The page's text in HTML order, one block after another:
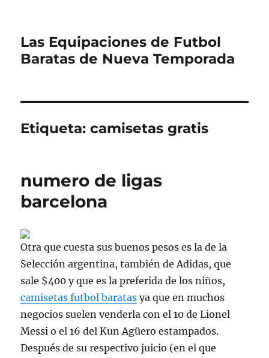
Las Equipaciones de Futbol
Baratas de Nueva Temporada
Etiqueta:camisetas gratis
numero de ligas
barcelona
Otra que cuesta sus buenos pesos es la de la
Selección argentina, también de Adidas, que
sale $400 y que es la preferida de los niños,
camisetas futbol baratas ya que en muchos
negocios suelen venderla con el 10 de Lionel
Messi o el 16 del Kun Agüero estampados.
Después de su respectivo juicio (en el que